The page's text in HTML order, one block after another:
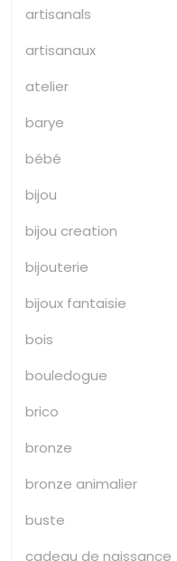
artisanals
artisanaux
atelier
barye
bébé
bijou
bijou creation
bijouterie
bijoux fantaisie
bois
bouledogue
brico
bronze
bronze animalier
buste
cadeau de naissance